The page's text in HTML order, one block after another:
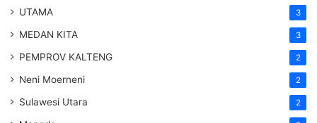
UTAMA 3
MEDAN KITA 3
PEMPROV KALTENG 2
Neni Moerneni 2
Sulawesi Utara 2